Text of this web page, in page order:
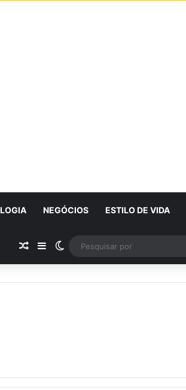
NEGÓCIOS ESTILO DE VIDA
Artigo Aleatório
SidebarSwitch skin